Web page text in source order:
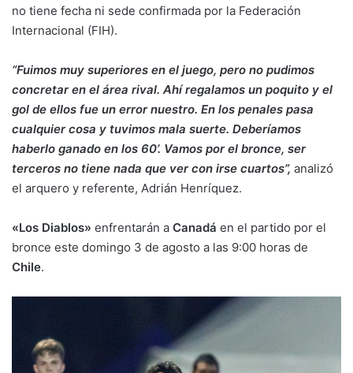
no tiene fecha ni sede confirmada por la Federación
Internacional (FIH).
“Fuimos muy superiores en el juego, pero no pudimos
concretar en el área rival. Ahí regalamos un poquito y el
gol de ellos fue un error nuestro. En los penales pasa
cualquier cosa y tuvimos mala suerte. Deberíamos
haberlo ganado en los 60’. Vamos por el bronce, ser
terceros no tiene nada que ver con irse cuartos”, analizó
el arquero y referente, Adrián Henríquez.
«Los Diablos» enfrentarán a Canadá en el partido por el
bronce este domingo 3 de agosto a las 9:00 horas de
Chile.